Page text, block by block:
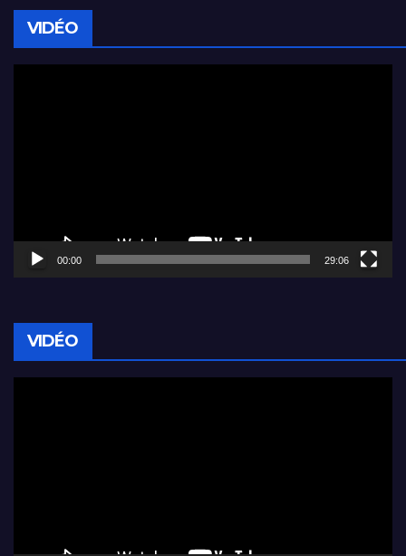
VIDÉO
00:00 29:06
VIDÉO